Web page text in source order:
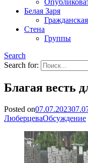
Белая Заря
Стена
Группы
Search
Search for:
Благая весть
Posted on07.07.2023
ЛюберцеваОбсуждение